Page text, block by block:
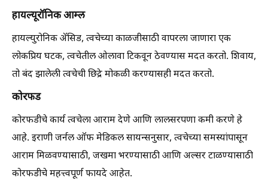
हायल्यूरॉनिक आम्ल
हायल्युरोनिक ॲसिड, त्वचेच्या काळजीसाठी वापरला जाणारा एक
लोकप्रिय घटक, त्वचेतील ओलावा टिकवून ठेवण्यास मदत करतो. शिवाय,
तो बंद झालेली त्वचेची छिद्रे मोकळी करण्यासही मदत करतो.
कोरफड
कोरफडीचे कार्य त्वचेला आराम देणे आणि लालसरपणा कमी करणे हे
आहे. इराणी जर्नल ऑफ मेडिकल सायन्सनुसार, त्वचेच्या समस्यांपासून
आराम मिळवण्यासाठी, जखमा भरण्यासाठी आणि अल्सर टाळण्यासाठी
कोरफडीचे महत्त्वपूर्ण फायदे आहेत.